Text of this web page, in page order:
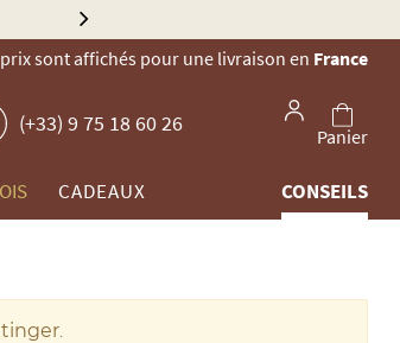
sont affichés pour une livraison en France
(+33) 9 75 18 60 26
Panier
CADEAUX CONSEILS
.